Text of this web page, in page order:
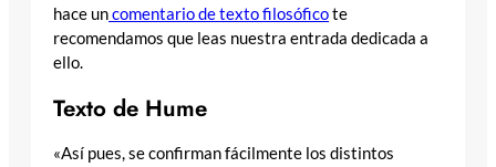
hace uncomentario de texto filosóficote
recomendamos que leas nuestra entrada dedicada a
ello.
Texto de Hume
«Así pues, se confirman fácilmente los distintos